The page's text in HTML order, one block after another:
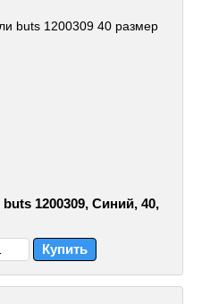
1200309, Синий, 40,
Купить